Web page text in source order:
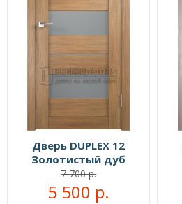
Дверь DUPLEX 12
Золотистый дуб
7 700 р.
5 500 р.